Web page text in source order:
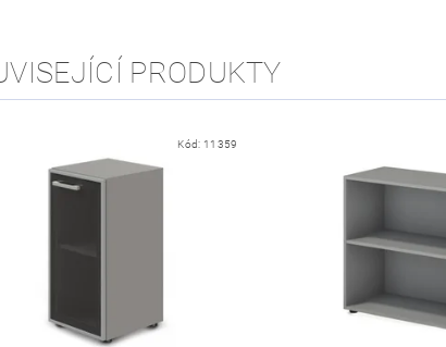
PRODUKTY
Kód: 11359